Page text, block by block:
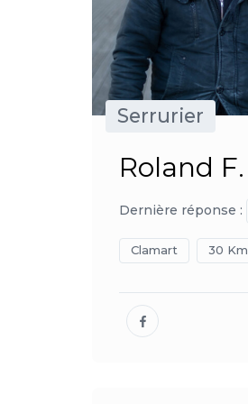
Serrurier
Roland F.
Dernière réponse :
Clamart 30 Km